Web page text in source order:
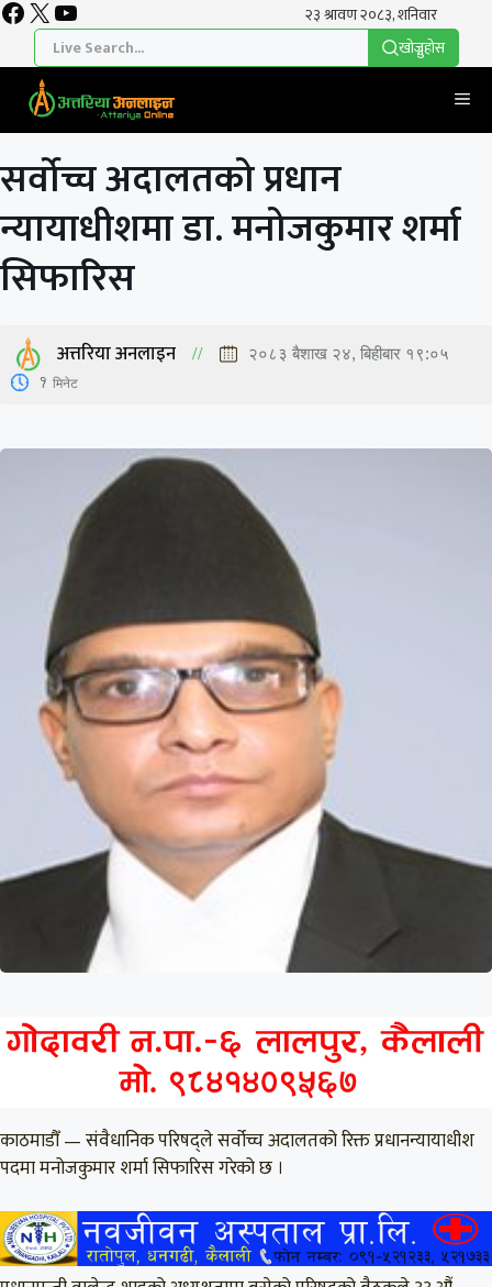
Skip
content
Facebook
X YouTube
खाेज्नुहाेस
सर्वोच्च अदालतको प्रधान
न्यायाधीशमा डा‍. मनोजकुमार शर्मा
सिफारिस
अत्तरिया अनलाइन २०८३ बैशाख २४, बिहीबार १९:०५
1 मिनेट
काठमाडौँ — संवैधानिक परिषद्‌ले सर्वोच्च अदालतको रिक्त प्रधानन्यायाधीश
पदमा मनोजकुमार शर्मा सिफारिस गरेको छ ।